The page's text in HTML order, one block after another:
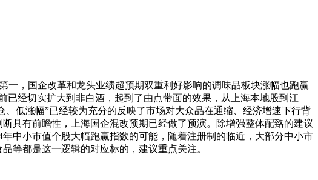
一，国企改革和龙头业绩超预期双重利好影响的调味品板块涨幅也跑赢
已经切实扩大到非白酒，起到了由点带面的效果，从上海本地股到江
低涨幅”已经较为充分的反映了市场对大众品在通缩、经济增速下行背
具有前瞻性，上海国企混改预期已经做了预演。除增强整体配臵的建议
中小市值个股大幅跑赢指数的可能，随着注册制的临近，大部分中小市
等都是这一逻辑的对应标的，建议重点关注。